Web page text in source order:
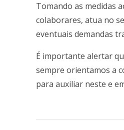
Tomando as medidas
colaborares, atua no
eventuais demandas
É importante alertar
sempre orientamos a
para auxiliar neste e